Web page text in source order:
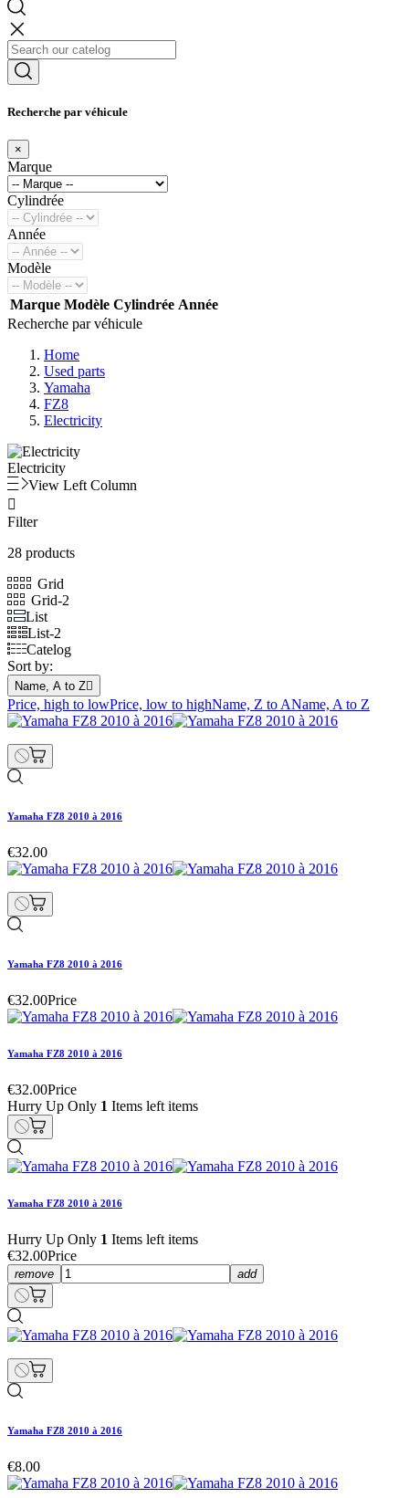
Recherche par véhicule
×
Marque
Cylindrée
Année
Modèle
Marque Modèle Cylindrée Année
Recherche par véhicule
Home
Used parts
Yamaha
FZ8
Electricity
Electricity
View Left Column

Filter
28 products
Grid
Grid-2
List
List-2
Catelog
Sort by:
Name, A to Z
Price, high to lowPrice, low to highName, Z to AName, A to Z
Yamaha FZ8 2010 à 2016
€32.00
Yamaha FZ8 2010 à 2016
€32.00Price
Yamaha FZ8 2010 à 2016
€32.00Price
Hurry Up Only 1 Items left items
Yamaha FZ8 2010 à 2016
Hurry Up Only 1 Items left items
€32.00Price
remove add
Yamaha FZ8 2010 à 2016
€8.00